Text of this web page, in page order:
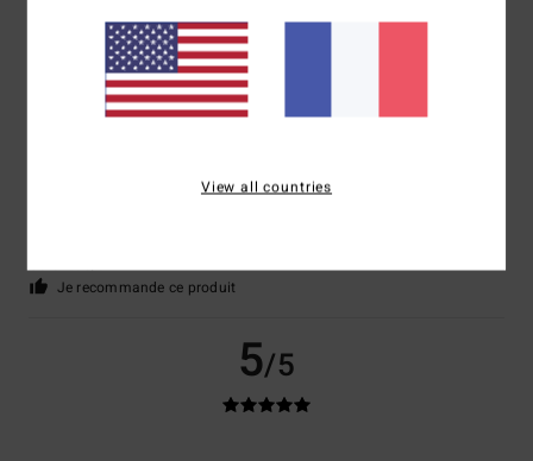
5
Coloris: 5/5
Je recommande ce produit
5/5
View all countries